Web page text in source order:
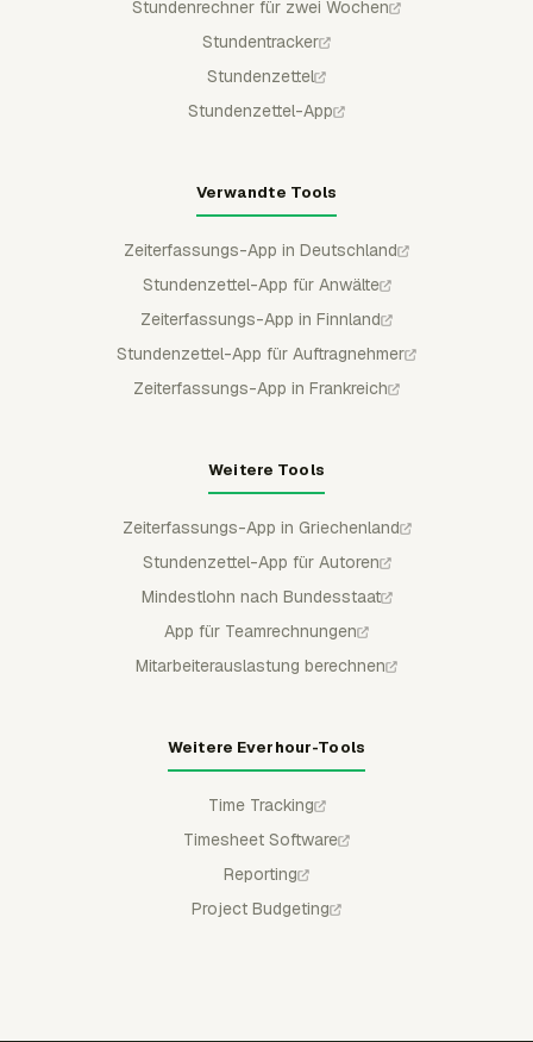
Stundenrechner für zwei Wochen
Stundentracker
Stundenzettel
Stundenzettel-App
Verwandte Tools
Zeiterfassungs-App in Deutschland
Stundenzettel-App für Anwälte
Zeiterfassungs-App in Finnland
Stundenzettel-App für Auftragnehmer
Zeiterfassungs-App in Frankreich
Weitere Tools
Zeiterfassungs-App in Griechenland
Stundenzettel-App für Autoren
Mindestlohn nach Bundesstaat
App für Teamrechnungen
Mitarbeiterauslastung berechnen
Weitere Everhour-Tools
Time Tracking
Timesheet Software
Reporting
Project Budgeting